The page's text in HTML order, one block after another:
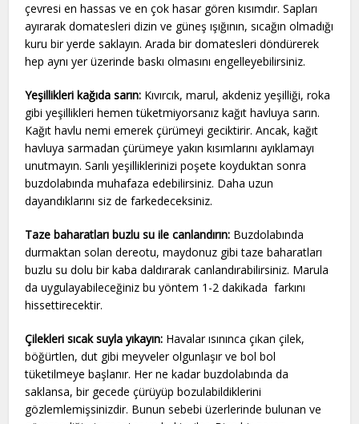
çevresi en hassas ve en çok hasar gören kısımdır. Sapları
ayırarak domatesleri dizin ve güneş ışığının, sıcağın olmadığı
kuru bir yerde saklayın. Arada bir domatesleri döndürerek
hep aynı yer üzerinde baskı olmasını engelleyebilirsiniz.
Yeşillikleri kağıda sarın: Kıvırcık, marul, akdeniz yeşilliği, roka
gibi yeşillikleri hemen tüketmiyorsanız kağıt havluya sarın.
Kağıt havlu nemi emerek çürümeyi geciktirir. Ancak, kağıt
havluya sarmadan çürümeye yakın kısımlarını ayıklamayı
unutmayın. Sarılı yeşilliklerinizi poşete koyduktan sonra
buzdolabında muhafaza edebilirsiniz. Daha uzun
dayandıklarını siz de farkedeceksiniz.
Taze baharatları buzlu su ile canlandırın: Buzdolabında
durmaktan solan dereotu, maydonuz gibi taze baharatları
buzlu su dolu bir kaba daldırarak canlandırabilirsiniz. Marula
da uygulayabileceğiniz bu yöntem 1-2 dakikada farkını
hissettirecektir.
Çilekleri sıcak suyla yıkayın: Havalar ısınınca çıkan çilek,
böğürtlen, dut gibi meyveler olgunlaşır ve bol bol
tüketilmeye başlanır. Her ne kadar buzdolabında da
saklansa, bir gecede çürüyüp bozulabildiklerini
gözlemlemişsinizdir. Bunun sebebi üzerlerinde bulunan ve